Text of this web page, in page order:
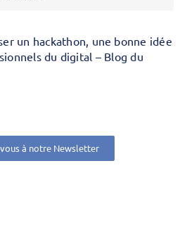
un hackathon, une bonne idée
du digital – Blog du
à notre Newsletter